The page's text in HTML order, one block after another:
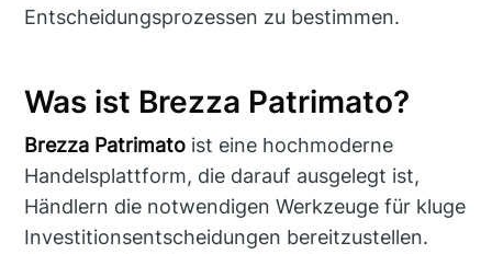
Entscheidungsprozessen zu bestimmen.
Was ist Brezza Patrimato?
Brezza Patrimato ist eine hochmoderne
Handelsplattform, die darauf ausgelegt ist,
Händlern die notwendigen Werkzeuge für kluge
Investitionsentscheidungen bereitzustellen.